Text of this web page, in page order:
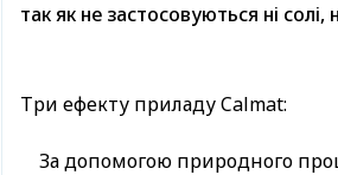
так як не застосовуються ні солі,
Три ефекту приладу Calmat:
За допомогою природного